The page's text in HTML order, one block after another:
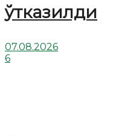
ўтказилди
07.08.2026
6